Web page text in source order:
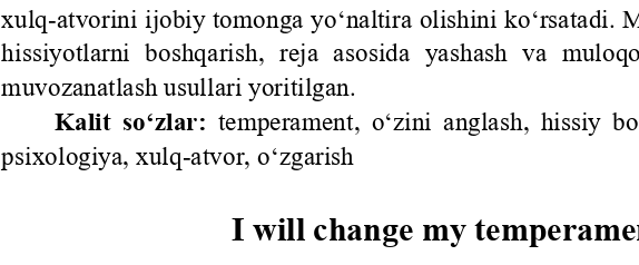
xulq-atvorini ijobiy tomonga yo‘naltira olishini ko‘rsatadi.
hissiyotlarni  boshqarish,  reja  asosida  yashash  va
muvozanatlash usullari yoritilgan.
Kalit so‘zlar: temperament, o‘zini anglash, hissiy
psixologiya, xulq-atvor, o‘zgarish
I will change my